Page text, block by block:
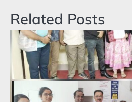
Related Posts